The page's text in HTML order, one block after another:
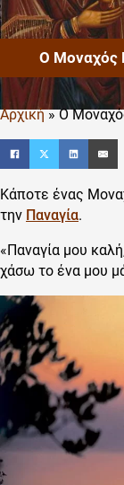
Ο Μοναχός
Αρχική»Ο
Κάποτε ένας
την Παναγία.
«Παναγία μου
χάσω το ένα μου